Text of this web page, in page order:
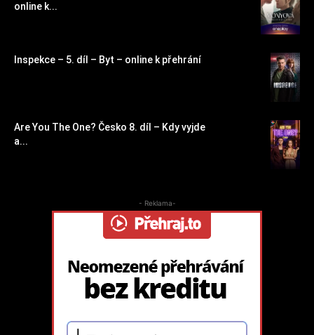
online k...
Inspekce – 5. díl – Byt – online k přehrání
Are You The One? Česko 8. díl – Kdy vyjde
a...
- Reklama-